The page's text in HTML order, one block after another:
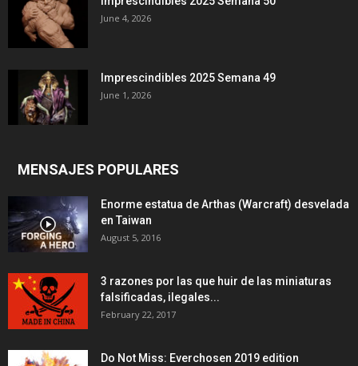
June 4, 2026
Imprescindibles 2025 Semana 49
June 1, 2026
MENSAJES POPULARES
Enorme estatua de Arthas (Warcraft) desvelada
en Taiwan
August 5, 2016
3 razones por las que huir de las miniaturas
falsificadas, ilegales...
February 22, 2017
Do Not Miss: Everchosen 2019 edition